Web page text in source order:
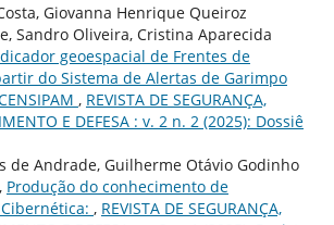
Giovanna Henrique Queiroz
Sandro Oliveira, Cristina Aparecida
geoespacial de Frentes de
do Sistema de Alertas de Garimpo
, REVISTA DE SEGURANÇA,
E DEFESA : v. 2 n. 2 (2025): Dossiê
de Andrade, Guilherme Otávio Godinho
Produção do conhecimento de
, REVISTA DE SEGURANÇA,